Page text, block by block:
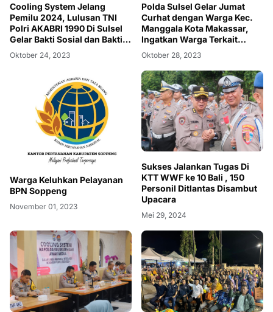
Cooling System Jelang
Pemilu 2024, Lulusan TNI
Polri AKABRI 1990 Di Sulsel
Gelar Bakti Sosial dan Bakti
Kesehatan
Oktober 24, 2023
Polda Sulsel Gelar Jumat
Curhat dengan Warga Kec.
Manggala Kota Makassar,
Ingatkan Warga Terkait
Hoaks Di Medsos Pada
Pemilu 2024
Oktober 28, 2023
Warga Keluhkan Pelayanan
BPN Soppeng
November 01, 2023
Sukses Jalankan Tugas Di
KTT WWF ke 10 Bali , 150
Personil Ditlantas Disambut
Upacara
Mei 29, 2024